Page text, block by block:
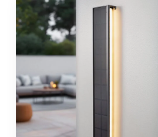
Kleur armatuur
Branduren
Solarpaneel
Sensor
Beschermingsgraad